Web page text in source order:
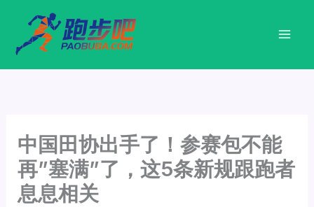
中国田协出手了！参赛包不能
再”塞满”了，这5条新规跟跑者
息息相关